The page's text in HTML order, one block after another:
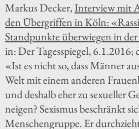
Markus Decker,Interview mit
den Übergriffen in Köln: «
Standpunkte überwiegen in
in: Der Tagesspiegel, 6.1.2016;
«Ist es nicht so, dass Männer
Welt mit einem anderen
und deshalb eher zu sexueller
neigen? Sexismus beschränkt
Menschengruppe. Er